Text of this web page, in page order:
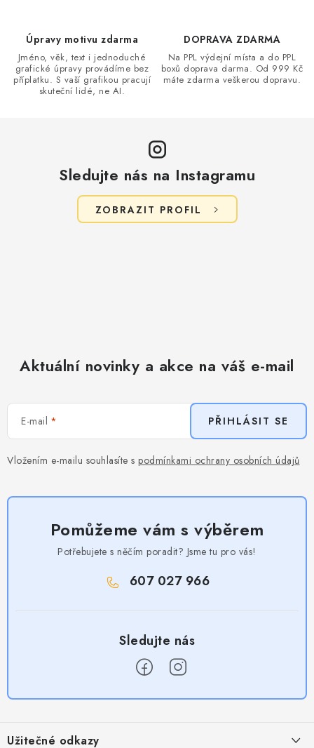
u
Úpravy motivu zdarma
Jméno, věk, text i jednoduché
grafické úpravy provádíme bez
příplatku. S vaší grafikou pracují
skuteční lidé, ne AI.
DOPRAVA ZDARMA
Na PPL výdejní místa a do PPL
boxů doprava darma. Od 999 Kč
máte zdarma veškerou dopravu.
Sledujte nás na Instagramu
ZOBRAZIT PROFIL
Aktuální novinky a akce na váš e-mail
E-mail
Vložením e-mailu souhlasíte s podmínkami ochrany osobních údajů
PŘIHLÁSIT SE
Pomůžeme vám s výběrem
Potřebujete s něčím poradit? Jsme tu pro vás!
607 027 966
Užitečné odkazy